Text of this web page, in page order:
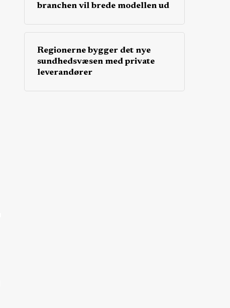
branchen vil brede modellen ud
Regionerne bygger det nye
sundhedsvæsen med private
leverandører